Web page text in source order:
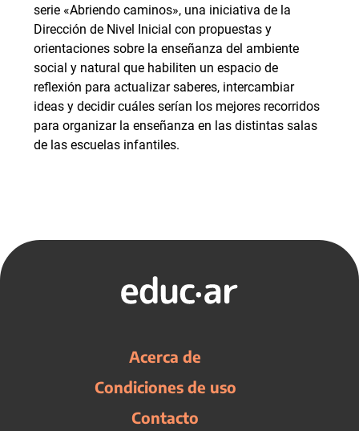
serie «Abriendo caminos», una iniciativa de la
Dirección de Nivel Inicial con propuestas y
orientaciones sobre la enseñanza del ambiente
social y natural que habiliten un espacio de
reflexión para actualizar saberes, intercambiar
ideas y decidir cuáles serían los mejores recorridos
para organizar la enseñanza en las distintas salas
de las escuelas infantiles.
Acerca de
Condiciones de uso
Contacto